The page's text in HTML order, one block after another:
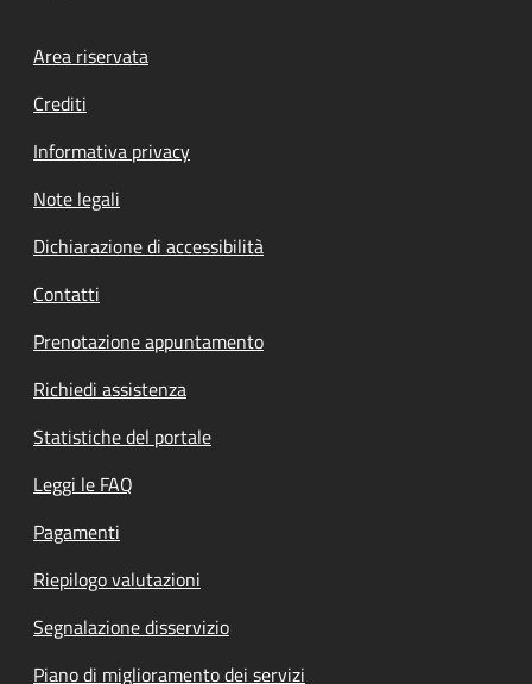
Footer menu
Area riservata
Crediti
Informativa privacy
Note legali
Dichiarazione di accessibilità
Contatti
Prenotazione appuntamento
Richiedi assistenza
Statistiche del portale
Leggi le FAQ
Pagamenti
Riepilogo valutazioni
Segnalazione disservizio
Piano di miglioramento dei servizi